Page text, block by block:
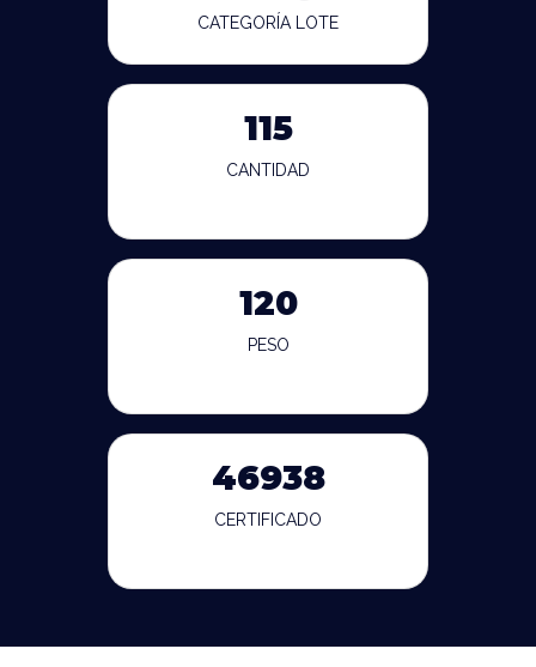
CATEGORÍA LOTE
115
CANTIDAD
120
PESO
46938
CERTIFICADO